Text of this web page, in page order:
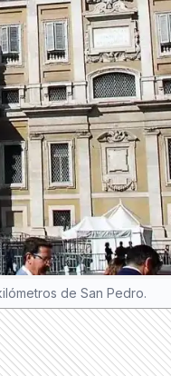
de San Pedro.